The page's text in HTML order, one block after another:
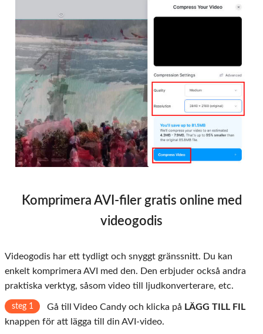
Komprimera AVI-filer gratis online med
videogodis
Videogodis har ett tydligt och snyggt gränssnitt. Du kan
enkelt komprimera AVI med den. Den erbjuder också andra
praktiska verktyg, såsom video till ljudkonverterare, etc.
steg 1 Gå till Video Candy och klicka på LÄGG TILL FIL
knappen för att lägga till din AVI-video.